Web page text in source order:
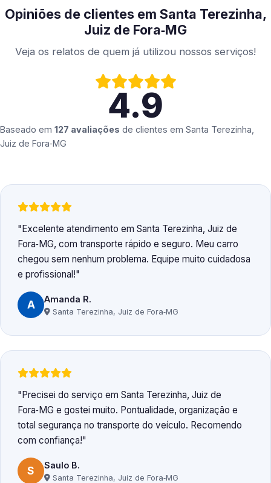
Opiniões de clientes em Santa Terezinha,
Juiz de Fora‑MG
Veja os relatos de quem já utilizou nossos serviços!
4.9
Baseado em 127 avaliações de clientes em Santa Terezinha,
Juiz de Fora‑MG
Excelente atendimento em Santa Terezinha, Juiz de
Fora‑MG, com transporte rápido e seguro. Meu carro
chegou sem nenhum problema. Equipe muito cuidadosa
e profissional!
A Amanda R.
Santa Terezinha, Juiz de Fora‑MG
Precisei do serviço em Santa Terezinha, Juiz de
Fora‑MG e gostei muito. Pontualidade, organização e
total segurança no transporte do veículo. Recomendo
com confiança!
S Saulo B.
Santa Terezinha, Juiz de Fora‑MG